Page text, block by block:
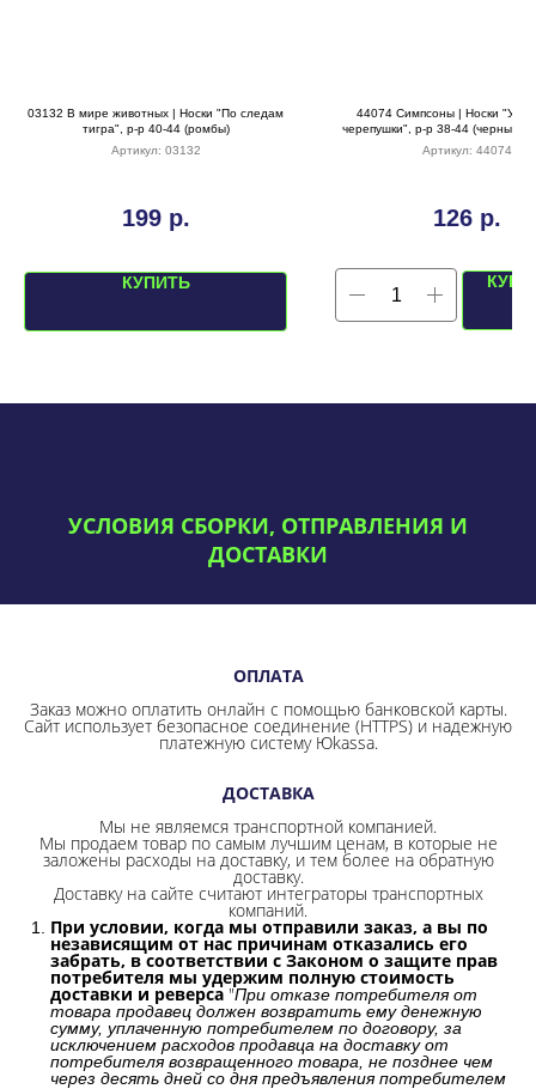
03132 В мире животных | Носки "По следам
тигра", р-р 40-44 (ромбы)
Артикул: 03132
199 р.
КУПИТЬ
44074 Симпсоны | Носки
черепушки", р-р 38-44 (черный/
Артикул: 44074
126 р.
УСЛОВИЯ СБОРКИ, ОТПРАВЛЕНИЯ И
ДОСТАВКИ
ОПЛАТА
Заказ можно оплатить онлайн с помощью банковской карты.
Сайт использует безопасное соединение (HTTPS) и надежную
платежную систему Юkassa.
ДОСТАВКА
Мы не являемся транспортной компанией.
Мы продаем товар по самым лучшим ценам, в которые не
заложены расходы на доставку, и тем более на обратную
доставку.
Доставку на сайте считают интеграторы транспортных
компаний.
При условии, когда мы отправили заказ, а вы по
независящим от нас причинам отказались его
забрать, в соответствии с Законом о защите прав
потребителя мы удержим полную стоимость
доставки и реверса "При отказе потребителя от
товара продавец должен возвратить ему денежную
сумму, уплаченную потребителем по договору, за
исключением расходов продавца на доставку от
потребителя возвращенного товара, не позднее чем
через десять дней со дня предъявления потребителем